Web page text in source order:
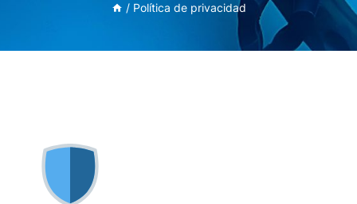
/ Política de privacidad